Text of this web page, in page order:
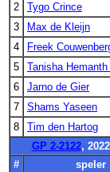
2
Tygo Crince
3
Max de Kleijn
4
Freek
5
Tanisha
6
Jarno de Gier
7
Shams Yaseen
8
Tim den Hartog
GP 2-2122,
#
speler